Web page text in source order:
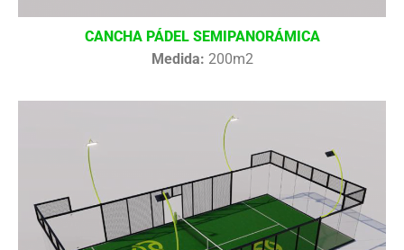
CANCHA PÁDEL SEMIPANORÁMICA
Medida: 200m2